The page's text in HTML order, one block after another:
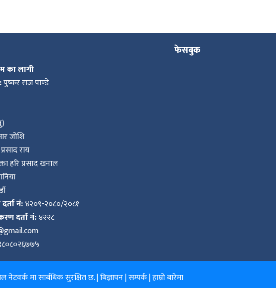
का लागी
पुष्कर राज पाण्डे
जोशि
राय
हरि प्रसाद खनाल
नं:४२०९-२०८०/२०८१
दर्ता नं:४२२८
फेसबुक
मा सार्बधिक सुरक्षित छ. |बिज्ञापन|सम्पर्क|हाम्रो बारेमा